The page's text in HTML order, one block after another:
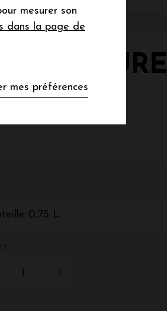
mesurer son
dans la page de
mes préférences
PRIEURE
0,75 L
la newsletter de la